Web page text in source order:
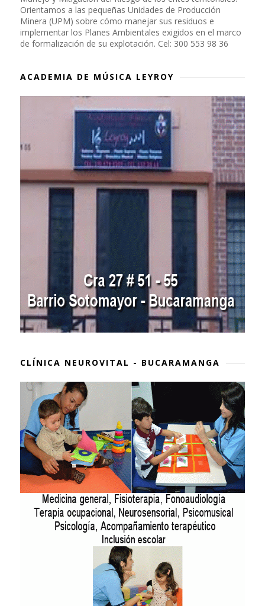
Orientamos a las pequeñas Unidades de Producción
Minera (UPM) sobre cómo manejar sus residuos e
implementar los Planes Ambientales exigidos en el marco
de formalización de su explotación. Cel: 300 553 98 36
ACADEMIA DE MÚSICA LEYROY
CLÍNICA NEUROVITAL - BUCARAMANGA